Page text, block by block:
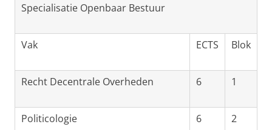
Specialisatie Openbaar Bestuur
Vak ECTS Blok
Recht Decentrale Overheden 6 1
Politicologie 6 2